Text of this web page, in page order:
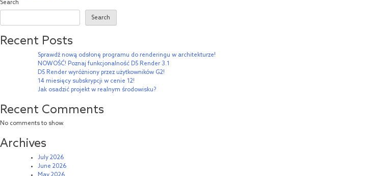
Search
Search
Recent Posts
Sprawdź nową odsłonę programu do renderingu w architekturze!
NOWOŚĆ! Poznaj funkcjonalność D5 Render 3.1
D5 Render wyróżniony przez użytkowników G2!
14 miesięcy subskrypcji w cenie 12!
Jak osadzić projekt w realnym środowisku?
Recent Comments
No comments to show.
Archives
July 2026
June 2026